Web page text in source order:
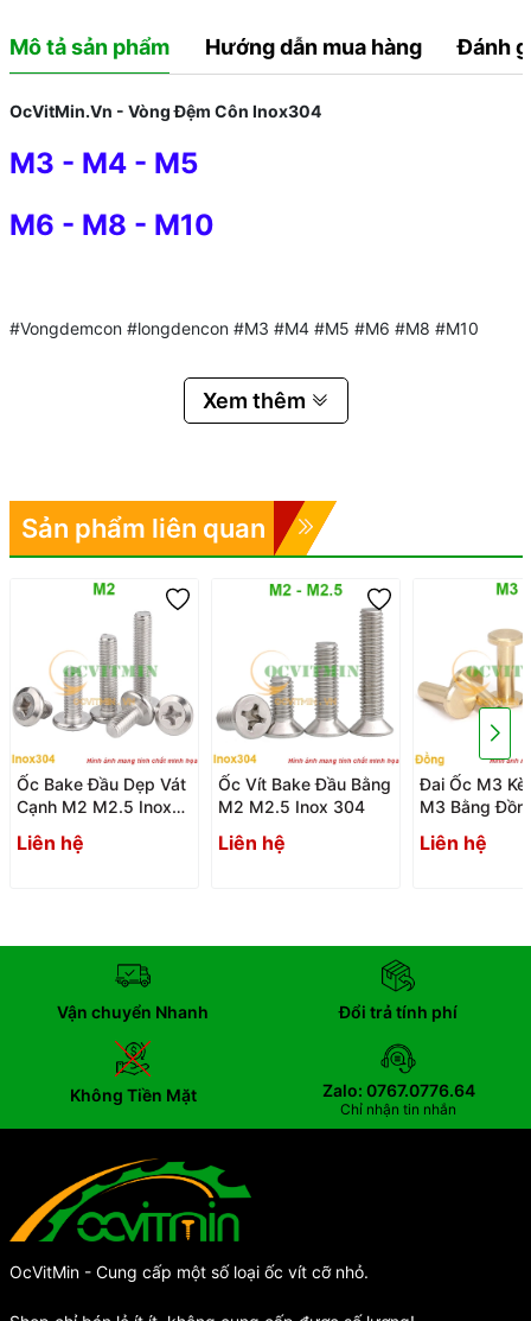
Mô tả sản phẩm Hướng dẫn mua hàng Đánh
OcVitMin.Vn - Vòng Đệm Côn Inox304
M3 - M4 - M5
M6 - M8 - M10
#Vongdemcon #longdencon #M3 #M4 #M5 #M6 #M8 #M10
Xem thêm
Sản phẩm liên quan
Ốc Bake Đầu Dẹp Vát
Cạnh M2 M2.5 Inox
Liên hệ
Ốc Vít Bake Đầu Bằng
M2 M2.5 Inox 304
Liên hệ
Đai Ốc M3
M3 Bằng
Liên hệ
Vận chuyển Nhanh Đổi trả tính phí
Không Tiền Mặt Zalo: 0767.0776.64
Chỉ nhận tin nhắn
OcVitMin - Cung cấp một số loại ốc vít cỡ nhỏ.